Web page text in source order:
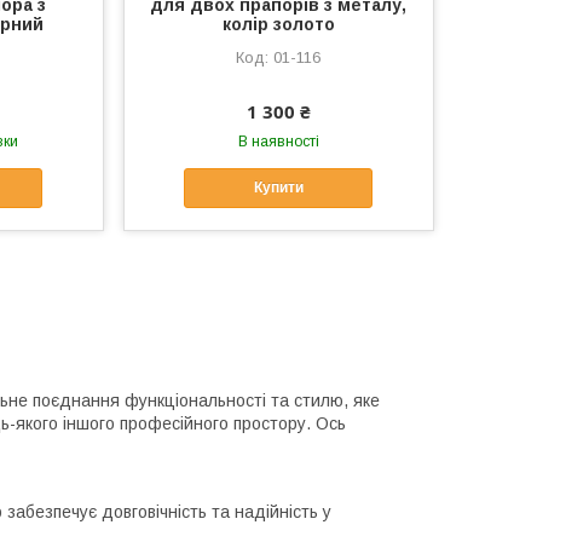
з
для двох прапорів з металу,
колір золото
01-116
1 300 ₴
В наявності
Купити
поєднання функціональності та стилю, яке
якого іншого професійного простору. Ось
довговічність та надійність у